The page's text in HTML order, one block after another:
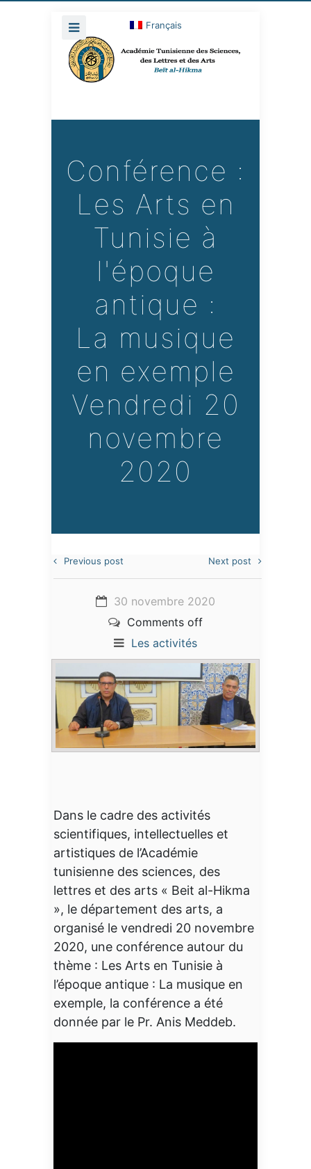
Français
Conférence :
Les Arts en
Tunisie à
l'époque
antique :
La musique
en exemple
Vendredi 20
novembre
2020
Previous post Next post
30 novembre 2020
Comments off
Les activités
Dans le cadre des activités
scientifiques, intellectuelles et
artistiques de l’Académie
tunisienne des sciences, des
lettres et des arts « Beit al-Hikma
», le département des arts, a
organisé le vendredi 20 novembre
2020, une conférence autour du
thème : Les Arts en Tunisie à
l’époque antique : La musique en
exemple, la conférence a été
donnée par le Pr. Anis Meddeb.